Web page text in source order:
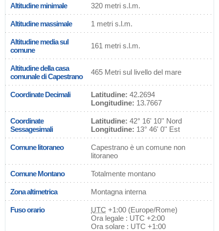
Altitudine minimale 320 metri s.l.m.
Altitudine massimale 1 metri s.l.m.
Altitudine media sul
comune
161 metri s.l.m.
Altitudine della casa
comunale di Capestrano
465 Metri sul livello del mare
Coordinate Decimali Latitudine: 42.2694
Longitudine: 13.7667
Coordinate
Sessagesimali
Latitudine: 42° 16' 10'' Nord
Longitudine: 13° 46' 0'' Est
Comune litoraneo
Capestrano è un comune non
litoraneo
Comune Montano Totalmente montano
Zona altimetrica Montagna interna
Fuso orario UTC +1:00 (Europe/Rome)
Ora legale : UTC +2:00
Ora solare : UTC +1:00